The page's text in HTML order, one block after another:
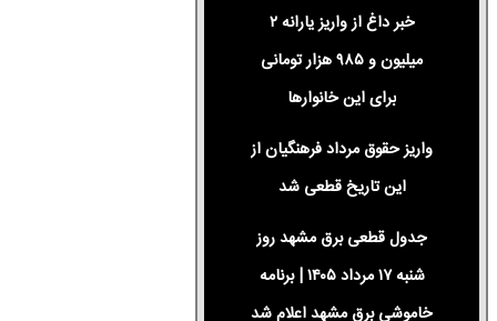
خبر داغ از واریز یارانه ۲
میلیون و ۹۸۵ هزار تومانی
برای این خانوارها
واریز حقوق مرداد فرهنگیان از
این تاریخ قطعی شد
جدول قطعی برق مشهد روز
شنبه ۱۷ مرداد ۱۴۰۵ | برنامه
خاموشی برق مشهد اعلام شد